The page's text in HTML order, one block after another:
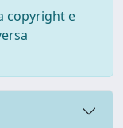
copyright e